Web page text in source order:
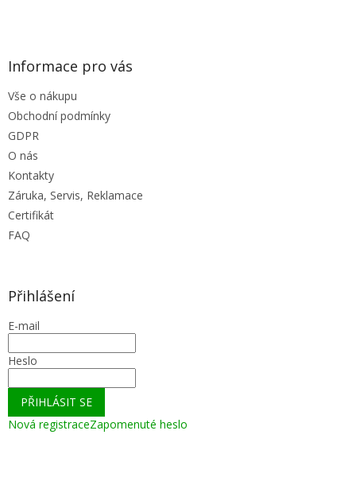
Informace pro vás
Vše o nákupu
Obchodní podmínky
GDPR
O nás
Kontakty
Záruka, Servis, Reklamace
Certifikát
FAQ
Přihlášení
E-mail
Heslo
PŘIHLÁSIT SE
Nová registraceZapomenuté heslo